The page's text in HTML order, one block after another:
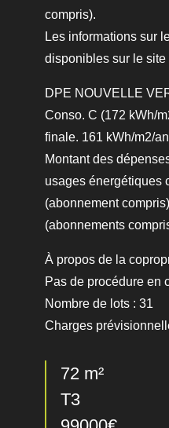
compris).
Les informations sur
disponibles sur le
DPE NOUVELLE
Conso. C (172 kWh/
finale. 161 kWh/m2/
Montant des
usages énergétiques
(abonnement
(abonnements
À propos de la
Pas de procédure en
Nombre de lots : 31
Charges
72 m²
T3